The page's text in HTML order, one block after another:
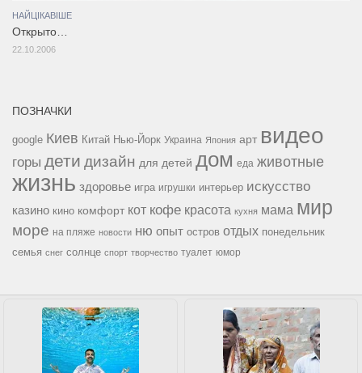
НАЙЦІКАВІШЕ
Открыто…
22.10.2006
ПОЗНАЧКИ
google Киев Китай Нью-Йорк Украина Япония арт видео
горы дети дизайн для детей дом еда животные
жизнь здоровье игра игрушки интерьер искусство
казино кино комфорт кот кофе красота кухня мама мир
море на пляже новости ню опыт остров отдых понедельник
семья снег солнце спорт творчество туалет юмор